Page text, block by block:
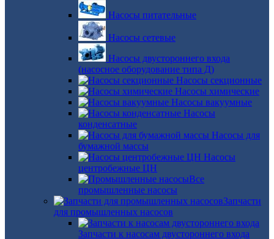
Насосы питательные
Насосы сетевые
Насосы двустороннего входа
(насосное оборудование типа Д)
Насосы секционные
Насосы химические
Насосы вакуумные
Насосы
конденсатные
Насосы для
бумажной массы
Насосы
центробежные ЦН
Все
промышленные насосы
Запчасти
для промышленных насосов
Запчасти к насосам двустороннего входа